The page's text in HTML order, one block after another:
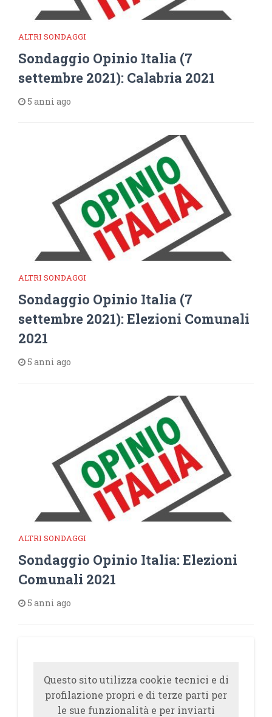
ALTRI SONDAGGI
Sondaggio Opinio Italia (7
settembre 2021): Calabria 2021
5 anni ago
ALTRI SONDAGGI
Sondaggio Opinio Italia (7
settembre 2021): Elezioni Comunali
2021
5 anni ago
ALTRI SONDAGGI
Sondaggio Opinio Italia: Elezioni
Comunali 2021
5 anni ago
Questo sito utilizza cookie tecnici e di
profilazione propri e di terze parti per
le sue funzionalità e per inviarti